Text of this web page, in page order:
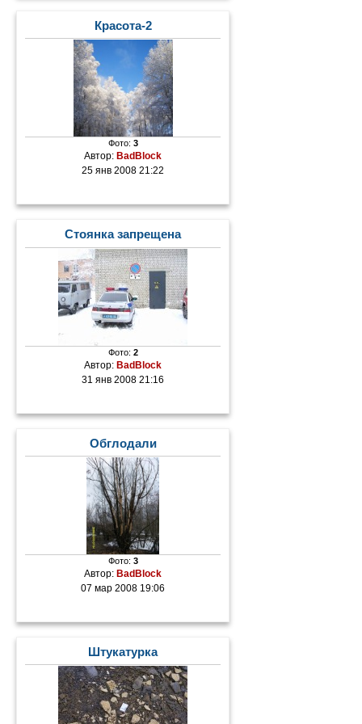
Красота-2
Фото: 3
Автор: BadBlock
25 янв 2008 21:22
Стоянка запрещена
Фото: 2
Автор:BadBlock
31 янв 2008 21:16
Обглодали
Фото: 3
Автор: BadBlock
07 мар 2008 19:06
Штукатурка